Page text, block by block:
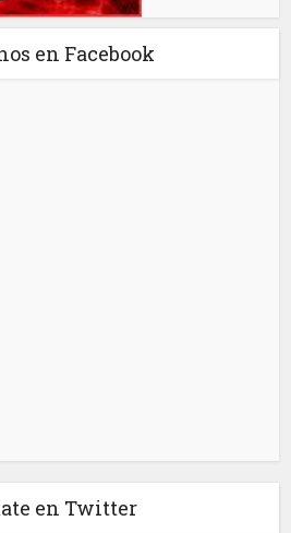
en Facebook
en Twitter